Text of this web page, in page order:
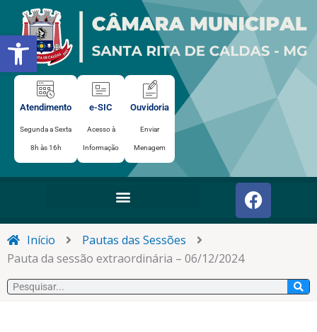
Abrir a barra de ferramentas
para
conteúdo
Atendimento
Segunda a Sexta
8h às 16h
e-SIC
Acesso à
Informação
Ouvidoria
Enviar
Menagem
F
a
c
o
o
Início
Pautas das Sessões
Pauta da sessão extraordinária – 06/12/2024
Pesquisar